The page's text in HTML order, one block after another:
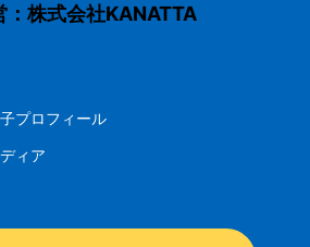
：株式会社KANATTA
プロフィール
ィア